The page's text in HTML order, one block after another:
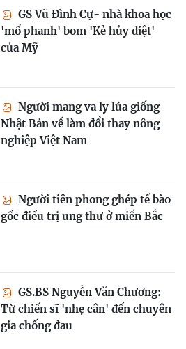
GS Vũ Đình Cự- nhà khoa học
'mổ phanh' bom 'Kẻ hủy diệt'
của Mỹ
Người mang va ly lúa giống
Nhật Bản về làm đổi thay nông
nghiệp Việt Nam
Người tiên phong ghép tế bào
gốc điều trị ung thư ở miền Bắc
GS.BS Nguyễn Văn Chương:
Từ chiến sĩ 'nhẹ cân' đến chuyên
gia chống đau